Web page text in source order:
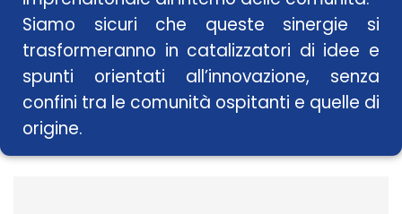
Siamo sicuri che queste sinergie si
trasformeranno in catalizzatori di idee e
spunti orientati all’innovazione, senza
confini tra le comunità ospitanti e quelle di
origine.